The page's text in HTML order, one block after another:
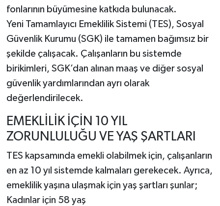
fonlarının büyümesine katkıda bulunacak.
Yeni Tamamlayıcı Emeklilik Sistemi (TES), Sosyal
Güvenlik Kurumu (SGK) ile tamamen bağımsız bir
şekilde çalışacak. Çalışanların bu sistemde
birikimleri, SGK’dan alınan maaş ve diğer sosyal
güvenlik yardımlarından ayrı olarak
değerlendirilecek.
EMEKLİLİK İÇİN 10 YIL
ZORUNLULUĞU VE YAŞ ŞARTLARI
TES kapsamında emekli olabilmek için, çalışanların
en az 10 yıl sistemde kalmaları gerekecek. Ayrıca,
emeklilik yaşına ulaşmak için yaş şartları şunlar;
Kadınlar için 58 yaş